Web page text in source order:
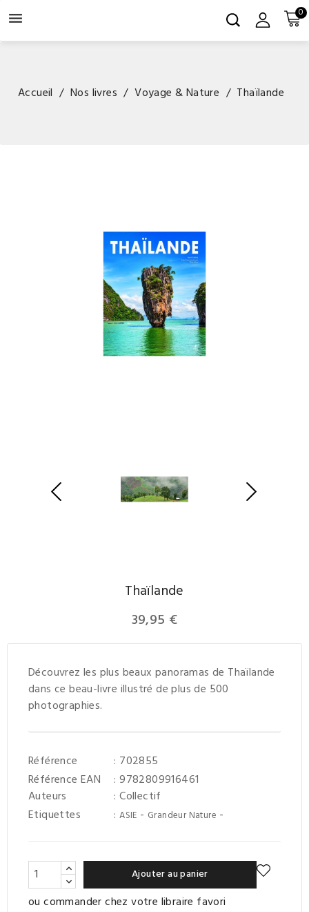
 0
Accueil Nos livres Voyage & Nature Thaïlande
Thaïlande
39,95 €
Découvrez les plus beaux panoramas de Thaïlande
dans ce beau-livre illustré de plus de 500
photographies.
Référence
: 702855
Référence EAN
: 9782809916461
Auteurs
:Collectif
Etiquettes
:ASIE - Grandeur Nature -
Ajouter au panier
ou commander chez votre libraire favori